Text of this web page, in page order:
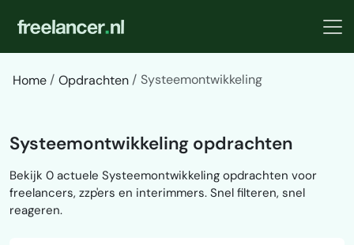
Home Opdrachten Systeemontwikkeling
Systeemontwikkeling opdrachten
Bekijk 0 actuele Systeemontwikkeling opdrachten voor
freelancers, zzp'ers en interimmers. Snel filteren, snel
reageren.